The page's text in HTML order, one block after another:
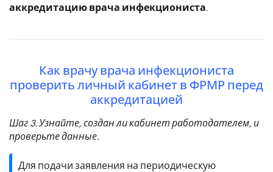
аккредитацию врача инфекциониста
Как врачу врача инфекциониста
проверить личный кабинет в ФРМР перед
аккредитацией
Шаг 3. Узнайте, создан ли кабинет работодателем, и
проверьте данные.
Для подачи заявления на периодическую